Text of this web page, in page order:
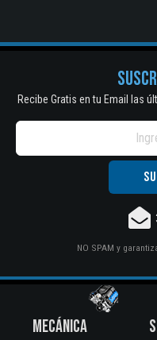
Recibe Gratis en tu Email las
NO SPAM y
MECÁNICA